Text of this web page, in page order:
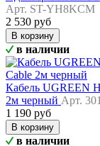
Арт. ST-YH8KCM
2 530 руб
В корзину
в наличии
Кабель UGREEN
2м черный Арт.
1 190 руб
В корзину
в наличии